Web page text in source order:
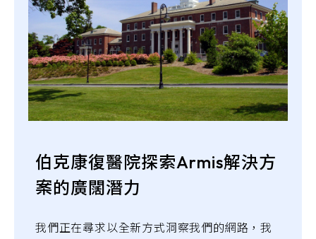
伯克康復醫院探索Armis解決方
案的廣闊潛力
我們正在尋求以全新方式洞察我們的網路，我